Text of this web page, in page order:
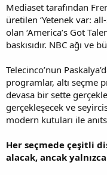
Mediaset tarafından
üretilen ‘Yetenek var:
olan ‘America’s Got
baskısıdır. NBC ağı ve
Telecinco’nun
programlar, altı seçme
devasa bir sette
gerçekleşecek ve
modern kutuları ile
Her seçmede çeşitli
alacak, ancak